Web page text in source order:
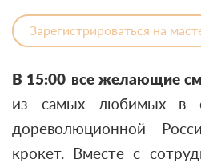
Зарегистрироваться на
В 15:00 все желающие
из самых любимых в
дореволюционной
крокет. Вместе с